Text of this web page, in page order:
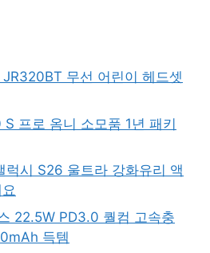
무선 어린이 헤드셋
프로 옴니 소모품 1년 패키
시 S26 울트라 강화유리 액
22.5W PD3.0 퀄컴 고속충
득템